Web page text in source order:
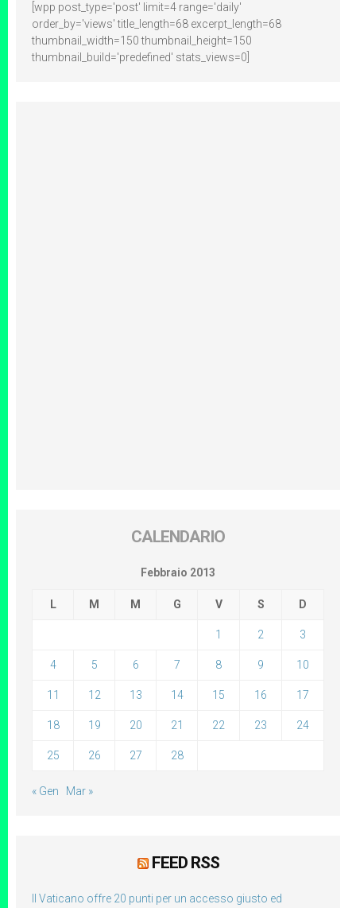
[wpp post_type='post' limit=4 range='daily'
order_by='views' title_length=68 excerpt_length=68
thumbnail_width=150 thumbnail_height=150
thumbnail_build='predefined' stats_views=0]
CALENDARIO
Febbraio 2013
L M M G V S D
1 2 3
4 5 6 7 8 9 10
11 12 13 14 15 16 17
18 19 20 21 22 23 24
25 26 27 28
« Gen Mar »
FEED RSS
Il Vaticano offre 20 punti per un accesso giusto ed